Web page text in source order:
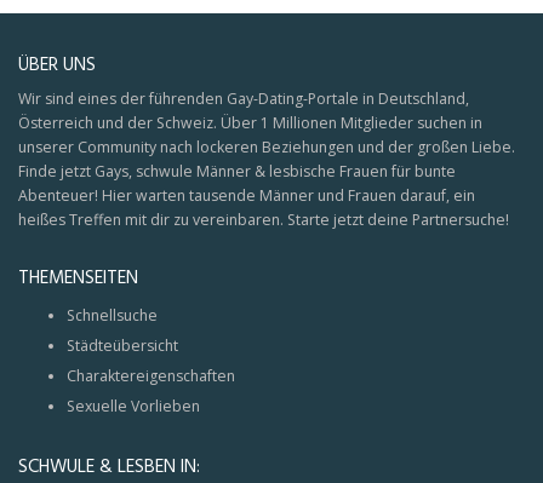
ÜBER UNS
Wir sind eines der führenden Gay-Dating-Portale in Deutschland,
Österreich und der Schweiz. Über 1 Millionen Mitglieder suchen in
unserer Community nach lockeren Beziehungen und der großen Liebe.
Finde jetzt Gays, schwule Männer & lesbische Frauen für bunte
Abenteuer! Hier warten tausende Männer und Frauen darauf, ein
heißes Treffen mit dir zu vereinbaren. Starte jetzt deine Partnersuche!
THEMENSEITEN
Schnellsuche
Städteübersicht
Charaktereigenschaften
Sexuelle Vorlieben
SCHWULE & LESBEN IN: